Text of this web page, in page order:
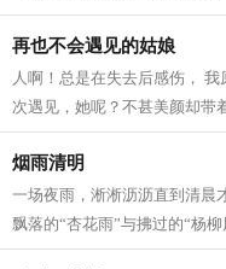
迹象。 常自省 人生 路上，每
再也不会遇见的姑娘
人啊！总是在失去后感伤，
次遇见，她呢？不甚美颜却带
向往，在人群中拥挤寻找着我
烟雨清明
一场夜雨，淅淅沥沥直到清晨
飘落的“杏花雨”与拂过的“杨
清明寄深情。 清明，逐雨而来